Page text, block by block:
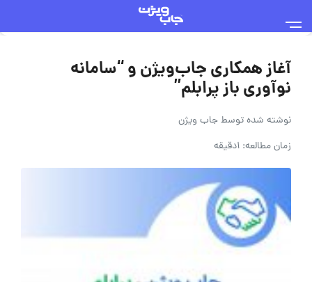
آغاز همکاری جاب‌ویژن و “سامانه
نوآوری باز پرابلم”
نوشته شده توسطجاب ویژن
زمان مطالعه: 1دقیقه